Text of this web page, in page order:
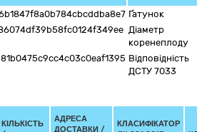
Ґатунок
Діаметр
коренеплоду
Відповідність
ДСТУ 7033
КІЛЬКІСТЬ
АДРЕСА
ДОСТАВКИ /
КЛАСИФІКАТОР